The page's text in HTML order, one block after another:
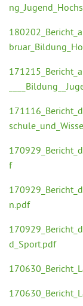
f
n.pdf
d_Sport.pdf